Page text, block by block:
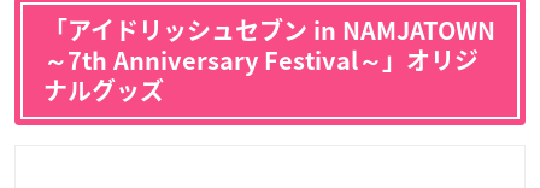
「アイドリッシュセブン in NAMJATOWN
～7th Anniversary Festival～」オリジ
ナルグッズ